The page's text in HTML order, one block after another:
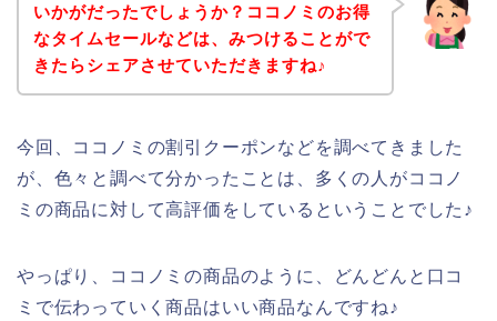
いかがだったでしょうか？ココノミのお得
なタイムセールなどは、みつけることがで
きたらシェアさせていただきますね♪
今回、ココノミの割引クーポンなどを調べてきました
が、色々と調べて分かったことは、多くの人がココノ
ミの商品に対して高評価をしているということでした♪
やっぱり、ココノミの商品のように、どんどんと口コ
ミで伝わっていく商品はいい商品なんですね♪